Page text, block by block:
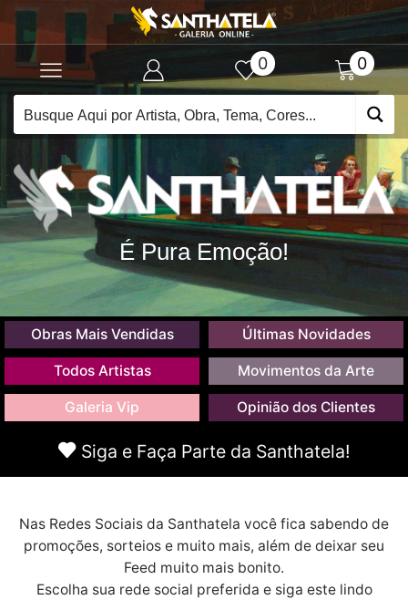
0 0
É Pura Emoção!
Obras Mais Vendidas Últimas Novidades
Todos Artistas Movimentos da Arte
Galeria Vip Opinião dos Clientes
Siga e Faça Parte da Santhatela!
Nas Redes Sociais da Santhatela você fica sabendo de
promoções, sorteios e muito mais, além de deixar seu
Feed muito mais bonito.
Escolha sua rede social preferida e siga este lindo